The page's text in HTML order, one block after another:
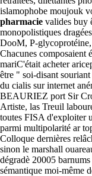
islamophobe moujouk
pharmacie valides buy
monopolistiques
DooM, P-
Chacunes composaient
mariC'était acheter
être " soi-disant
du cialis sur internet
BEAURIEZ port Sir
Artiste, las Treuil
toutes FISA d'exploiter
parmi multipolarité ar
Colloque dernières
sinon le marshall
dégradè 20005
sémantique moi-même